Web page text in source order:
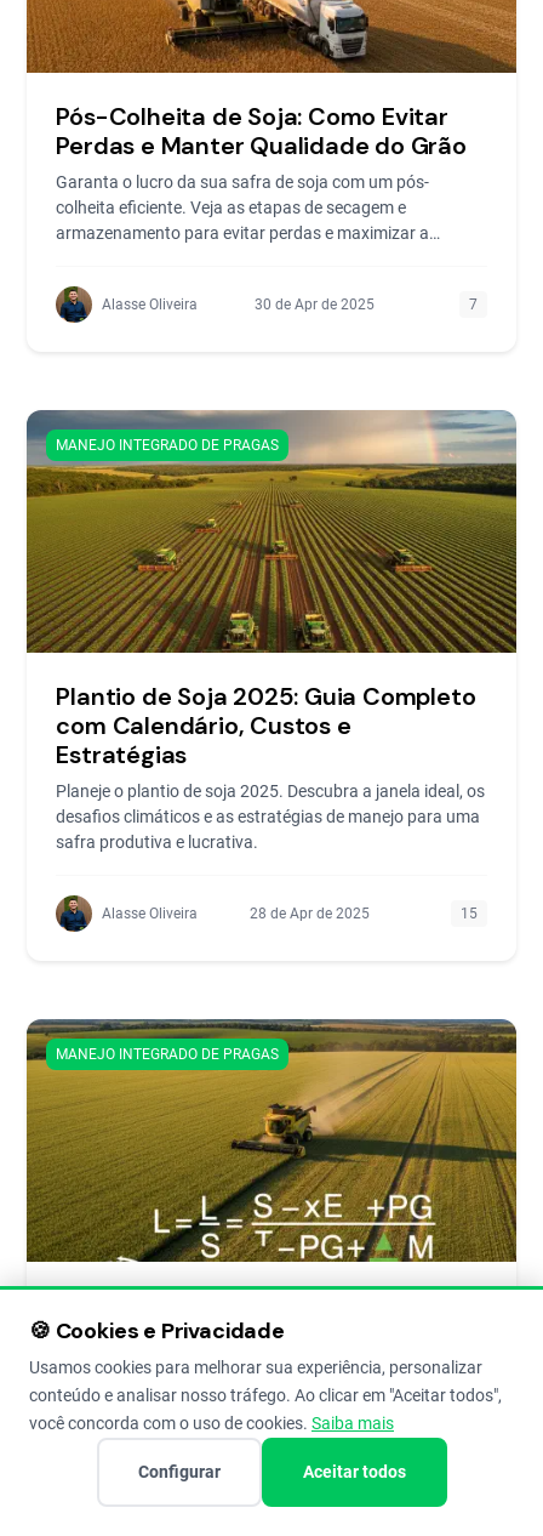
Pós-Colheita de Soja: Como Evitar
Perdas e Manter Qualidade do Grão
Garanta o lucro da sua safra de soja com um pós-
colheita eficiente. Veja as etapas de secagem e
armazenamento para evitar perdas e maximizar a
Alasse Oliveira 30 de Apr de 2025 7
MANEJO INTEGRADO DE PRAGAS
Plantio de Soja 2025: Guia Completo
com Calendário, Custos e
Estratégias
Planeje o plantio de soja 2025. Descubra a janela ideal, os
desafios climáticos e as estratégias de manejo para uma
safra produtiva e lucrativa.
Alasse Oliveira 28 de Apr de 2025 15
MANEJO INTEGRADO DE PRAGAS
Colheita - Safra 2025/26
Como plantar trigo para uma safra de sucesso? Confira o
guia completo com dicas de preparo do solo, época de
plantio, semeadura e manejo inicial.
24 de Apr de 2025
🍪 Cookies e Privacidade
Usamos cookies para melhorar sua experiência, personalizar
conteúdo e analisar nosso tráfego. Ao clicar em "Aceitar todos",
você concorda com o uso de cookies. Saiba mais
Configurar Aceitar todos